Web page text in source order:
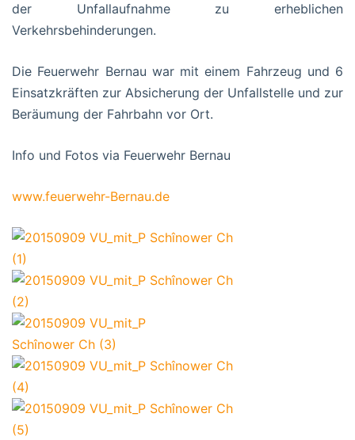
der Unfallaufnahme zu erheblichen
Verkehrsbehinderungen.
Die Feuerwehr Bernau war mit einem Fahrzeug und 6
Einsatzkräften zur Absicherung der Unfallstelle und zur
Beräumung der Fahrbahn vor Ort.
Info und Fotos via Feuerwehr Bernau
www.feuerwehr-Bernau.de